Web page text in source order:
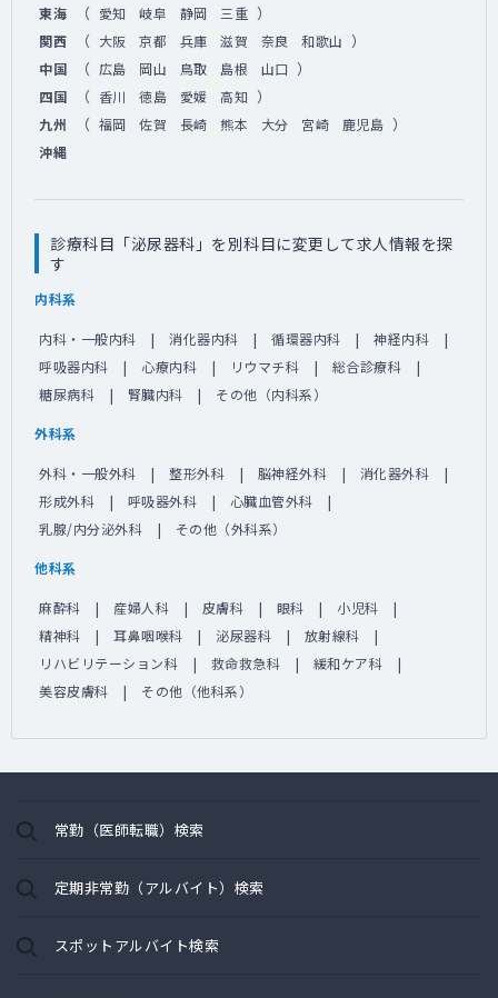
東海 （ 愛知 岐阜 静岡 三重 ）
関西 （ 大阪 京都 兵庫 滋賀 奈良 和歌山 ）
中国 （ 広島 岡山 鳥取 島根 山口 ）
四国 （ 香川 徳島 愛媛 高知 ）
九州 （ 福岡 佐賀 長崎 熊本 大分 宮崎 鹿児島 ）
沖縄
診療科目「泌尿器科」を別科目に変更して求人情報を探
す
内科系
内科・一般内科 消化器内科 循環器内科
神経内科
呼吸器内科
心療内科 リウマチ科
総合診療科
糖尿病科
腎臓内科 その他（内科系）
外科系
外科・一般外科 整形外科 脳神経外科
消化器外科
形成外科
呼吸器外科
心臓血管外科
乳腺/内分泌外科
その他（外科系）
他科系
麻酔科 産婦人科 皮膚科 眼科
小児科
精神科
耳鼻咽喉科 泌尿器科
放射線科
リハビリテーション科
救命救急科
緩和ケア科
美容皮膚科
その他（他科系）
常勤（医師転職）検索
定期非常勤（アルバイト）検索
スポットアルバイト検索